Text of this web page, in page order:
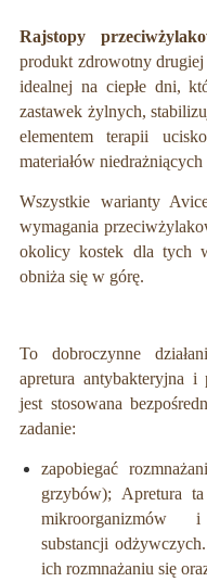
Rajstopy
produkt zdrowotny
idealnej na ciepłe dni,
zastawek żylnych,
elementem terapii
materiałów
Wszystkie warianty
wymagania
okolicy kostek dla tych
obniża się w górę.
To dobroczynne
apretura antybakteryjna
jest stosowana
zadanie:
zapobiegać
grzybów); Apretura
substancji
ich rozmnażaniu się